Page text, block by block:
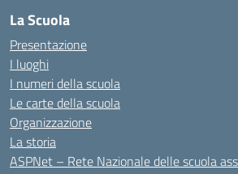
La Scuola
Presentazione
I luoghi
I numeri della scuola
Le carte della scuola
Organizzazione
La storia
ASPNet – Rete Nazionale delle scuola